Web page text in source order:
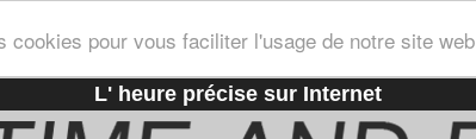
cookies pour vous faciliter l'usage de notre site web
L' heure précise sur Internet